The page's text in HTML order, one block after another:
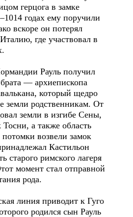
герцога в замке
годах ему поручили
вскоре он потерял
где участвовал в
Рауль получил
— архиепископа
который щедро
земли родственникам. От
земли в изгибе Сены,
Тосни, а также область
потомки возвели замок
Кастильон
римского лагеря
момент стал отправной
рода.
линия приводит к Гуго
родился сын Рауль